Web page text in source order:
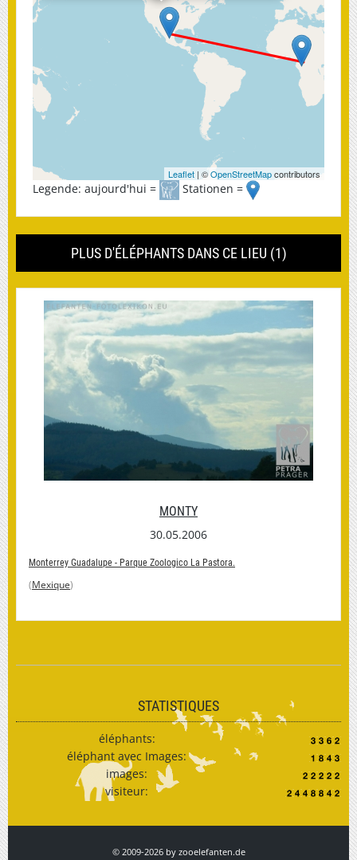
Leaflet | ©OpenStreetMapcontributors
Legende: aujourd'hui = Stationen =
PLUS D'ÉLÉPHANTS DANS CE LIEU (1)
MONTY
30.05.2006
Monterrey Guadalupe - Parque Zoologico La Pastora.
(Mexique)
STATISTIQUES
éléphants:
éléphant avec Images:
images:
visiteur:
© 2009-2026 by zooelefanten.de